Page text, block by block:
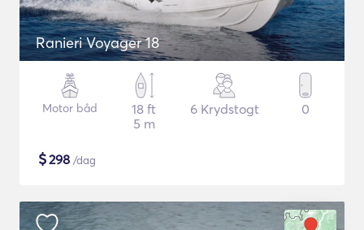
Ranieri Voyager 18
Motor båd
18 ft
5 m
6 Krydstogt 0
$298 /dag